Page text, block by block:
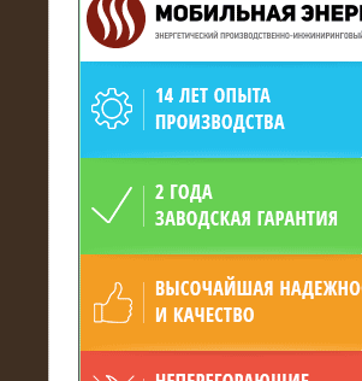
произведён высоковольтный
нагрузочный комплекс 24 МВт с
напряжением 6/10 кВ